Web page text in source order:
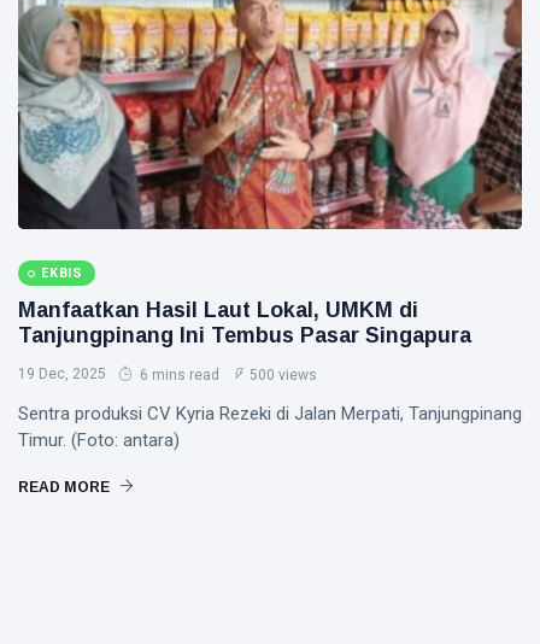
Aset
Negara
demi
Menjaga
Ketahanan
Energi
Nasional
Siak Sri Indrapura
Prabowo Subianto
Indonesia
Pekanbaru
Pilkada 2024
Donald Trump
PT IKPP Perawang
KPK
Politik
PSSI
EKBIS
Manfaatkan Hasil Laut Lokal, UMKM di
Tanjungpinang Ini Tembus Pasar Singapura
19 Dec, 2025 6 mins read 500 views
Sentra produksi CV Kyria Rezeki di Jalan Merpati, Tanjungpinang
Timur. (Foto: antara)
READ MORE